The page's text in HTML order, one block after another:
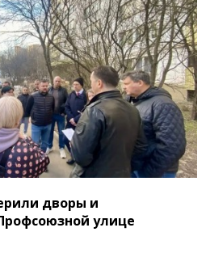
дворы и
улице